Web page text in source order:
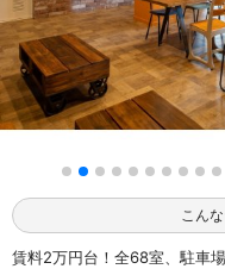
こん
賃料2万円台！全68室、駐車